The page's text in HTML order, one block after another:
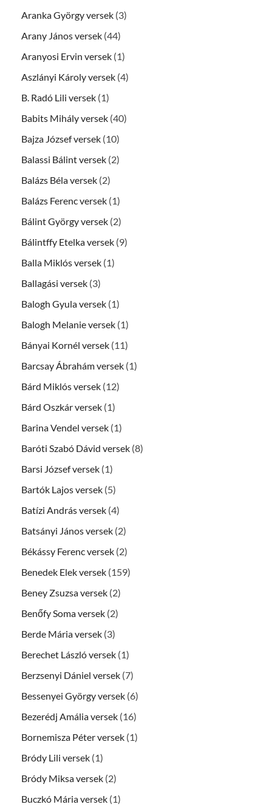
Aranka György versek (3)
Arany János versek (44)
Aranyosi Ervin versek (1)
Aszlányi Károly versek (4)
B. Radó Lili versek (1)
Babits Mihály versek (40)
Bajza József versek (10)
Balassi Bálint versek (2)
Balázs Béla versek (2)
Balázs Ferenc versek (1)
Bálint György versek (2)
Bálintffy Etelka versek (9)
Balla Miklós versek (1)
Ballagási versek (3)
Balogh Gyula versek (1)
Balogh Melanie versek (1)
Bányai Kornél versek (11)
Barcsay Ábrahám versek (1)
Bárd Miklós versek (12)
Bárd Oszkár versek (1)
Barina Vendel versek (1)
Baróti Szabó Dávid versek (8)
Barsi József versek (1)
Bartók Lajos versek (5)
Batízi András versek (4)
Batsányi János versek (2)
Békássy Ferenc versek (2)
Benedek Elek versek (159)
Beney Zsuzsa versek (2)
Benőfy Soma versek (2)
Berde Mária versek (3)
Berechet László versek (1)
Berzsenyi Dániel versek (7)
Bessenyei György versek (6)
Bezerédj Amália versek (16)
Bornemisza Péter versek (1)
Bródy Lili versek (1)
Bródy Miksa versek (2)
Buczkó Mária versek (1)